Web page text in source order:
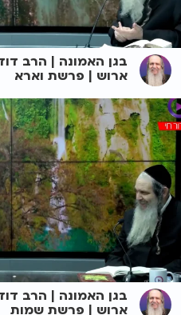
בגן האמונה | הרב
ארוש | פרשת וארא
בגן האמונה | הרב
ארוש | פרשת שמות